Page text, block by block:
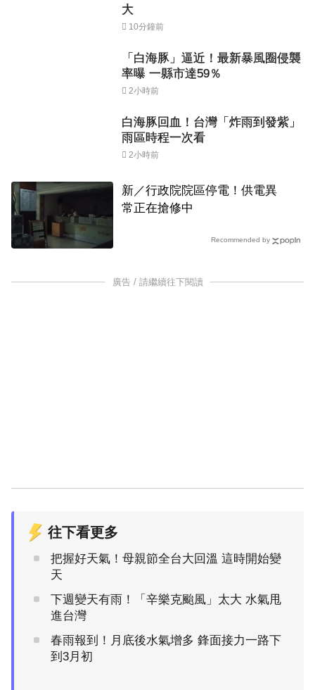
大
10分鐘前
「白海豚」逼近！最新暴風圈侵襲
率曝 一縣市達59％
2小時前
白海豚回血！台灣「炸雨到發紫」
雨區時程一次看
2小時前
新／行政院院區停電！供電異
常正在搶修中
Recommended by
廣告 / 請繼續往下閱讀
往下看更多
把握好天氣！母親節全台大回溫 這時開始變
天
下週變天有雨！「辛樂克颱風」太大 水氣甩
進台灣
春雨報到！月底後水氣增多 鋒面接力一路下
到3月初